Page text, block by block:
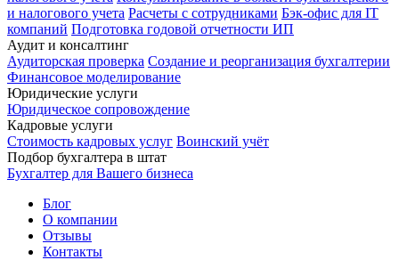
и налогового учета Расчеты с сотрудниками Бэк-офис для IT
компаний Подготовка годовой отчетности ИП
Аудит и консалтинг
Аудиторская проверка Создание и реорганизация бухгалтерии
Финансовое моделирование
Юридические услуги
Юридическое сопровождение
Кадровые услуги
Стоимость кадровых услуг Воинский учёт
Подбор бухгалтера в штат
Бухгалтер для Вашего бизнеса
Блог
О компании
Отзывы
Контакты